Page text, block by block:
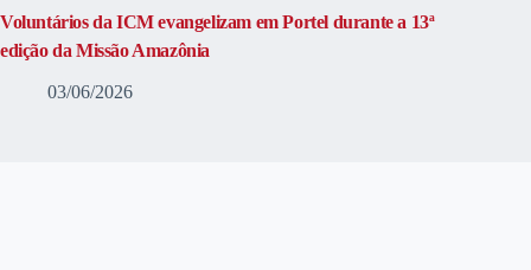
Voluntários da ICM evangelizam em Portel durante a 13ª
edição da Missão Amazônia
03/06/2026